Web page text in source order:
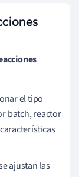
el tipo
batch, reactor
ajustan las